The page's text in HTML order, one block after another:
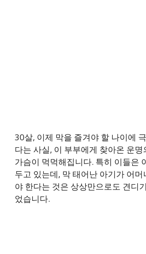
30살, 이제 막을 즐겨야 할 나이에
다는 사실, 이 부부에게 찾아온 운
가슴이 먹먹해집니다. 특히 이들은
두고 있는데, 막 태어난 아기가 어
야 한다는 것은 상상만으로도 견디
었습니다.